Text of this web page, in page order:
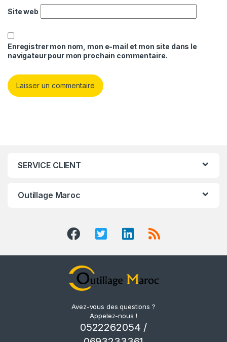
Site web
Enregistrer mon nom, mon e-mail et mon site dans le
navigateur pour mon prochain commentaire.
SERVICE CLIENT
Outillage Maroc
Avez-vous des questions ?
Appelez-nous !
0522262054 /